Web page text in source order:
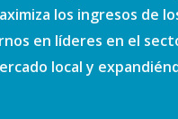
los ingresos de
en líderes en el
local y